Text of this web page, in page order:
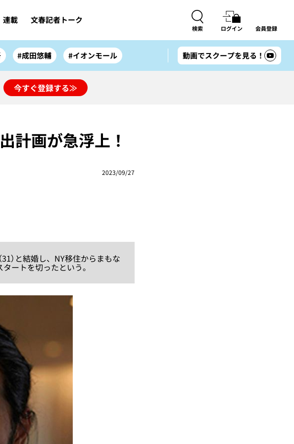
連載 文春記者トーク
検索 ログイン 会員登録
#成田悠輔 #イオンモール 動画でスクープを見る！
今すぐ登録する≫
計画が急浮上！
2023/09/27
）と結婚し、NY移住からまもな
ートを切ったという。